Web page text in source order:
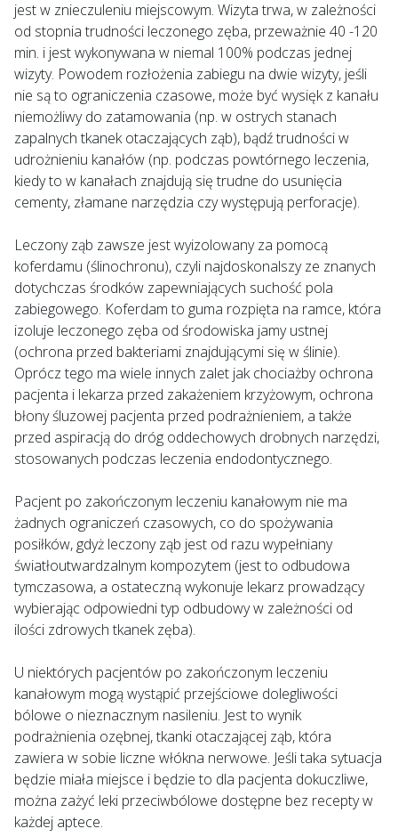
jest w znieczuleniu miejscowym. Wizyta trwa, w zależności
od stopnia trudności leczonego zęba, przeważnie 40 -120
min. i jest wykonywana w niemal 100% podczas jednej
wizyty. Powodem rozłożenia zabiegu na dwie wizyty, jeśli
nie są to ograniczenia czasowe, może być wysięk z kanału
niemożliwy do zatamowania (np. w ostrych stanach
zapalnych tkanek otaczających ząb), bądź trudności w
udrożnieniu kanałów (np. podczas powtórnego leczenia,
kiedy to w kanałach znajdują się trudne do usunięcia
cementy, złamane narzędzia czy występują perforacje).
Leczony ząb zawsze jest wyizolowany za pomocą
koferdamu (ślinochronu), czyli najdoskonalszy ze znanych
dotychczas środków zapewniających suchość pola
zabiegowego. Koferdam to guma rozpięta na ramce, która
izoluje leczonego zęba od środowiska jamy ustnej
(ochrona przed bakteriami znajdującymi się w ślinie).
Oprócz tego ma wiele innych zalet jak chociażby ochrona
pacjenta i lekarza przed zakażeniem krzyżowym, ochrona
błony śluzowej pacjenta przed podrażnieniem, a także
przed aspiracją do dróg oddechowych drobnych narzędzi,
stosowanych podczas leczenia endodontycznego.
Pacjent po zakończonym leczeniu kanałowym nie ma
żadnych ograniczeń czasowych, co do spożywania
posiłków, gdyż leczony ząb jest od razu wypełniany
światłoutwardzalnym kompozytem (jest to odbudowa
tymczasowa, a ostateczną wykonuje lekarz prowadzący
wybierając odpowiedni typ odbudowy w zależności od
ilości zdrowych tkanek zęba).
U niektórych pacjentów po zakończonym leczeniu
kanałowym mogą wystąpić przejściowe dolegliwości
bólowe o nieznacznym nasileniu. Jest to wynik
podrażnienia ozębnej, tkanki otaczającej ząb, która
zawiera w sobie liczne włókna nerwowe. Jeśli taka sytuacja
będzie miała miejsce i będzie to dla pacjenta dokuczliwe,
można zażyć leki przeciwbólowe dostępne bez recepty w
każdej aptece.